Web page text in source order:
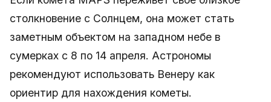
столкновение с Солнцем, она может стать
заметным объектом на западном небе в
сумерках с 8 по 14 апреля. Астрономы
рекомендуют использовать Венеру как
ориентир для нахождения кометы.